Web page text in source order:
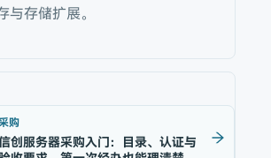
与存储扩展。
购
创服务器采购入门：目录、认证与